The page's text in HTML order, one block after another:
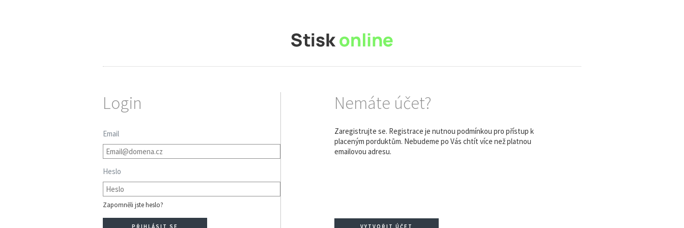
Login
Email
Heslo
Zapomněli jste heslo?
Nemáte účet?
Zaregistrujte se. Registrace je nutnou podmínkou pro přístup k
placeným porduktům. Nebudeme po Vás chtít více než platnou
emailovou adresu.
VYTVOŘIT ÚČET